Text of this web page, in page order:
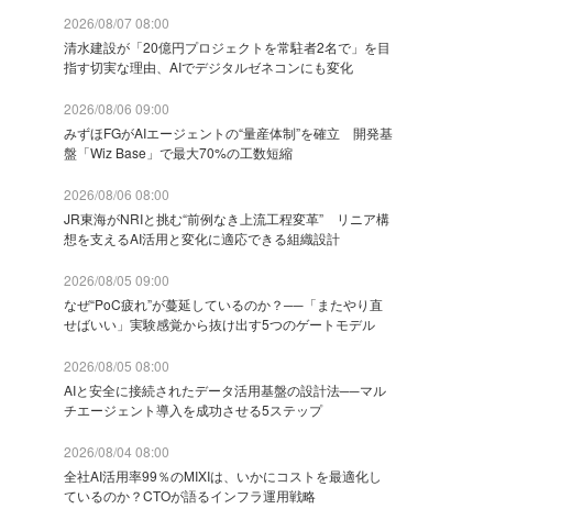
2026/08/07 08:00
清水建設が「20億円プロジェクトを常駐者2名で」を目
指す切実な理由、AIでデジタルゼネコンにも変化
2026/08/06 09:00
みずほFGがAIエージェントの“量産体制”を確立 開発基
盤「Wiz Base」で最大70%の工数短縮
2026/08/06 08:00
JR東海がNRIと挑む“前例なき上流工程変革” リニア構
想を支えるAI活用と変化に適応できる組織設計
2026/08/05 09:00
なぜ“PoC疲れ”が蔓延しているのか？──「またやり直
せばいい」実験感覚から抜け出す5つのゲートモデル
2026/08/05 08:00
AIと安全に接続されたデータ活用基盤の設計法──マル
チエージェント導入を成功させる5ステップ
2026/08/04 08:00
全社AI活用率99％のMIXIは、いかにコストを最適化し
ているのか？CTOが語るインフラ運用戦略